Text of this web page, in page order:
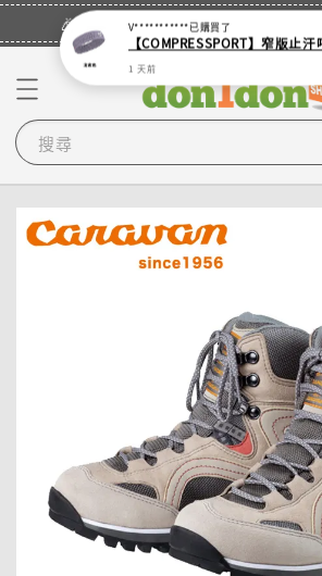
🎉登入會員・領取您的專屬折扣券！
搜尋
V***********已購買了
1 天前